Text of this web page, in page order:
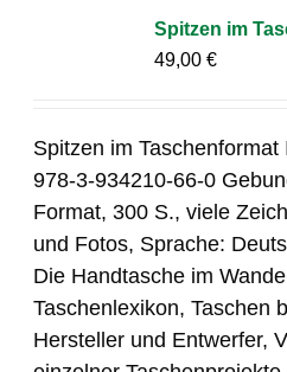
Spitzen im
49,00€
Spitzen im Taschenformat
978-3-934210-66-0
Format, 300 S., viele
und Fotos, Sprache:
Die Handtasche im
Taschenlexikon, Taschen
Hersteller und Entwerfer,